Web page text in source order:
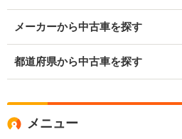
メーカーから中古車を探す
都道府県から中古車を探す
メニュー